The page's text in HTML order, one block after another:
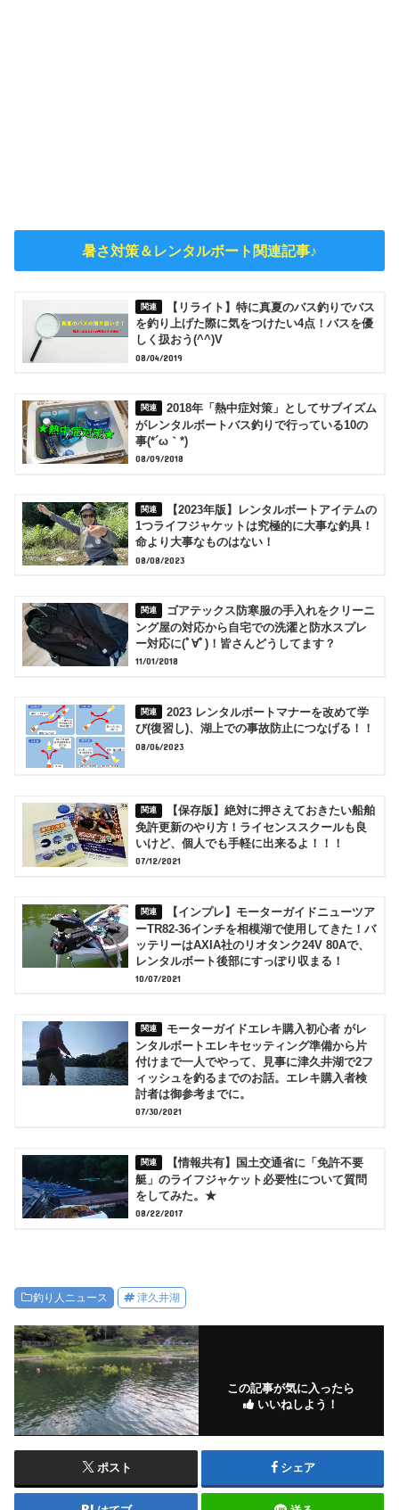
暑さ対策＆レンタルボート関連記事♪
【リライト】特に真夏のバス釣りでバス
を釣り上げた際に気をつけたい4点！バスを優
しく扱おう(^^)V
08/04/2019
2018年「熱中症対策」としてサブイズム
がレンタルボートバス釣りで行っている10の
事(*´ω｀*)
08/09/2018
【2023年版】レンタルボートアイテムの
1つライフジャケットは究極的に大事な釣具！
命より大事なものはない！
08/08/2023
ゴアテックス防寒服の手入れをクリーニ
ング屋の対応から自宅での洗濯と防水スプレ
ー対応に(ﾟ∀ﾟ)！皆さんどうしてます？
11/01/2018
2023 レンタルボートマナーを改めて学
び(復習し)、湖上での事故防止につなげる！！
08/06/2023
【保存版】絶対に押さえておきたい船舶
免許更新のやり方！ライセンススクールも良
いけど、個人でも手軽に出来るよ！！！
07/12/2021
【インプレ】モーターガイドニューツア
ーTR82-36インチを相模湖で使用してきた！バ
ッテリーはAXIA社のリオタンク24V 80Aで、
レンタルボート後部にすっぽり収まる！
10/07/2021
モーターガイドエレキ購入初心者 がレ
ンタルボートエレキセッティング準備から片
付けまで一人でやって、見事に津久井湖で2フ
ィッシュを釣るまでのお話。エレキ購入者検
討者は御参考までに。
07/30/2021
【情報共有】国土交通省に「免許不要
艇」のライフジャケット必要性について質問
をしてみた。★
08/22/2017
釣り人ニュース 津久井湖
この記事が気に入ったら
いいねしよう！
ポスト シェア